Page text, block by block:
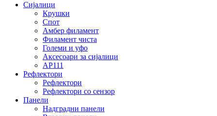
Сијалици
Крушки
Спот
Амбер филамент
Филамент чиста
Големи и уфо
Аксесоари за сијалици
АР111
Рефлектори
Рефлектори
Рефлектори со сензор
Панели
Надградни панели